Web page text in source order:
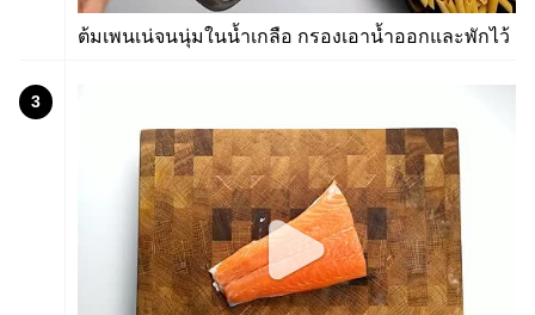
ต้มเพนเน่จนนุ่มในน้ำเกลือ กรองเอาน้ำออกและพักไว้
3